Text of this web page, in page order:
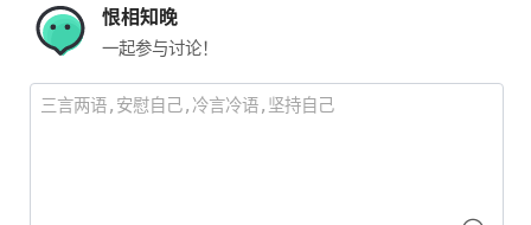
恨相知晚
一起参与讨论！